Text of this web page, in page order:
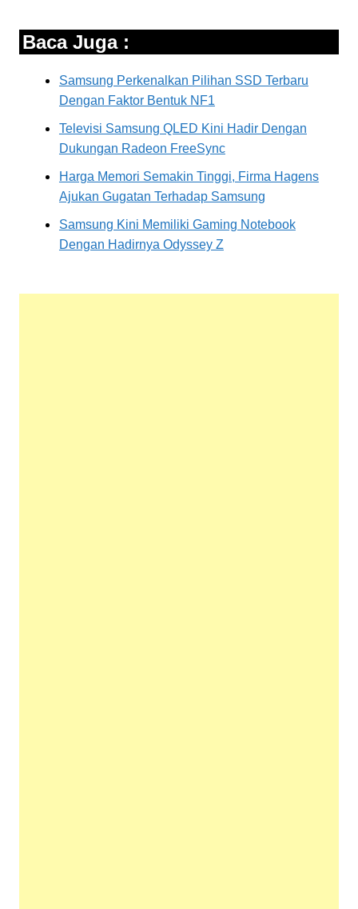
Baca Juga :
Samsung Perkenalkan Pilihan SSD Terbaru
Dengan Faktor Bentuk NF1
Televisi Samsung QLED Kini Hadir Dengan
Dukungan Radeon FreeSync
Harga Memori Semakin Tinggi, Firma Hagens
Ajukan Gugatan Terhadap Samsung
Samsung Kini Memiliki Gaming Notebook
Dengan Hadirnya Odyssey Z